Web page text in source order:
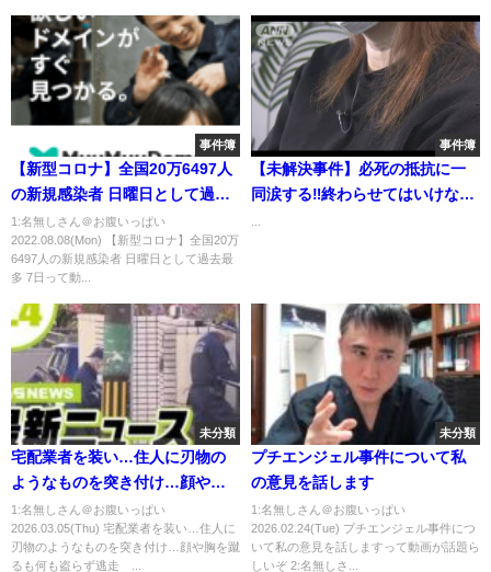
事件簿
【新型コロナ】全国20万6497人
の新規感染者 日曜日として過去
最多 7日
1:名無しさん＠お腹いっぱい
2022.08.08(Mon) 【新型コロナ】全国20万
6497人の新規感染者 日曜日として過去最
多 7日って動...
事件簿
【未解決事件】必死の抵抗に一
同涙する‼終わらせてはいけな
未分類
宅配業者を装い…住人に刃物の
ようなものを突き付け…顔や胸
を蹴るも何も盗らず逃走 大
阪・池田市／捜査現場から現金
を持ち去った疑いで警部補を逮
1:名無しさん＠お腹いっぱい
2026.03.05(Thu) 宅配業者を装い…住人に
刃物のようなものを突き付け…顔や胸を蹴
るも何も盗らず逃走 ...
未分類
プチエンジェル事件について私
の意見を話します
1:名無しさん＠お腹いっぱい
2026.02.24(Tue) プチエンジェル事件につ
いて私の意見を話しますって動画が話題ら
しいぞ 2:名無しさ...